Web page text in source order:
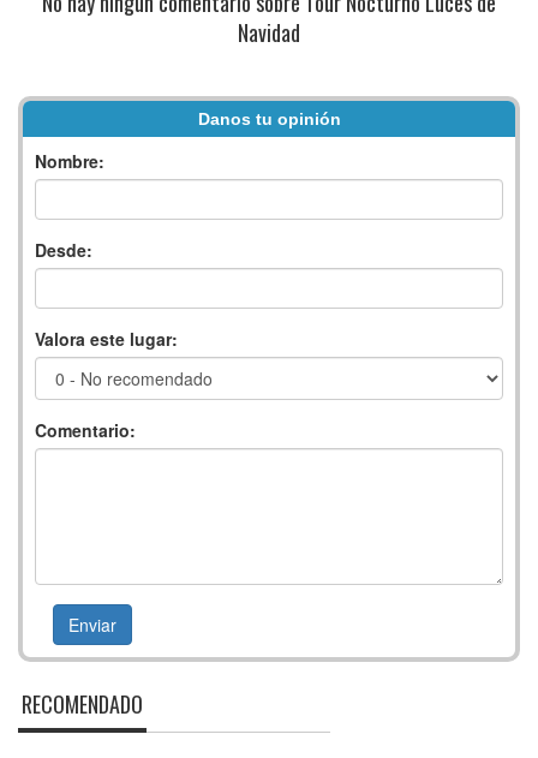
Navidad
Danos tu opinión
Nombre:
Desde:
Valora este lugar:
Comentario:
RECOMENDADO